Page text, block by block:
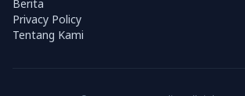
Berita
Privacy Policy
Tentang Kami